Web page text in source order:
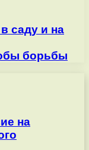
саду и на
борьбы
на